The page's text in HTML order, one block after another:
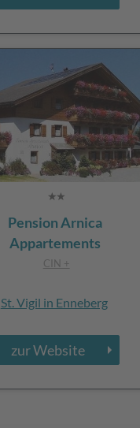
Pension Arnica
Appartements
CIN +
St. Vigil in Enneberg
zur Website